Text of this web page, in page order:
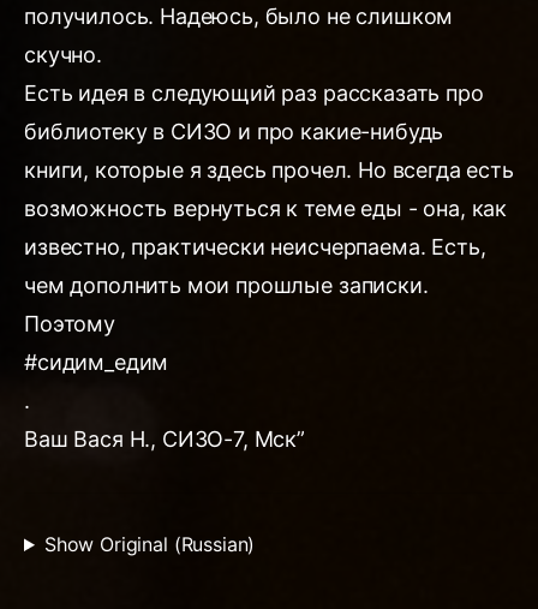
получилось. Надеюсь, было не слишком
скучно.
Есть идея в следующий раз рассказать про
библиотеку в СИЗО и про какие-нибудь
книги, которые я здесь прочел. Но всегда есть
возможность вернуться к теме еды - она, как
известно, практически неисчерпаема. Есть,
чем дополнить мои прошлые записки.
Поэтому
#сидим_едим
.
Ваш Вася Н., СИЗО-7, Мск”
Show Original (Russian)